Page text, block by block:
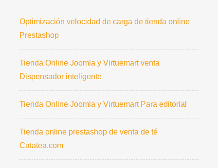
Optimización velocidad de carga de tienda online
Prestashop
Tienda Online Joomla y Virtuemart venta
Dispensador inteligente
Tienda Online Joomla y Virtuemart Para editorial
Tienda online prestashop de venta de té
Catatea.com